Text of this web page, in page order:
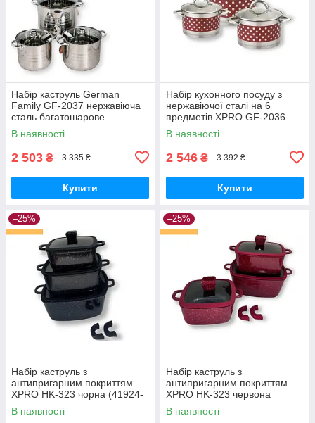
Набір каструль German
Family GF-2037 нержавіюча
сталь багатошарове
індукційне дно сріблястий
В наявності
2 503 ₴ 3 335 ₴
Купити
Набір кухонного посуду з
нержавіючої сталі на 6
предметів XPRO GF-2036
(40837-GF-2036_1365)
В наявності
2 546 ₴ 3 392 ₴
Купити
–25%
Набір каструль з
антипригарним покриттям
XPRO HK-323 чорна (41924-
HK-323 ЧЕРНЫЕ_1940)
В наявності
–25%
Набір каструль з
антипригарним покриттям
XPRO HK-323 червона
(41923-HK-323
КРАСНЫЕ_1940)
В наявності